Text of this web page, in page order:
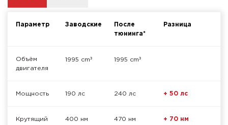
Параметр Заводские
После
тюнинга*
Разница
Объём
двигателя
1995 cm³ 1995 cm³
Мощность 190 лс 240 лс + 50 лс
Крутящий
400 нм 470 нм + 70 нм